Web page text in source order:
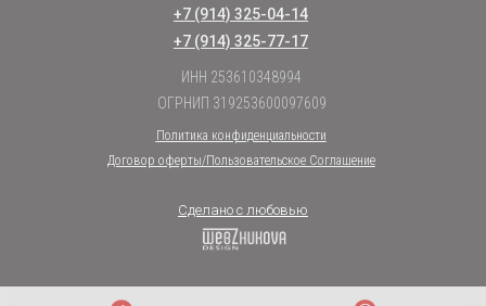
ИНН 253610348994
ОГРНИП 319253600097609
Политика конфиденциальности
Договор оферты/Пользовательское Соглашение
+7 (914) 325-04-14
+7 (914) 325-77-17
Сделано с любовью